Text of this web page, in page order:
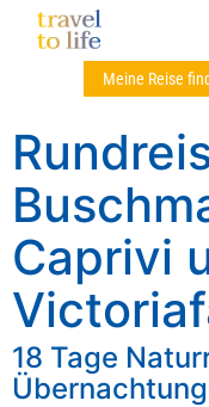
Meine Reise
Caprivi
18 Tage